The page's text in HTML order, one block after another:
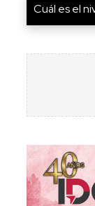
Cuál es el